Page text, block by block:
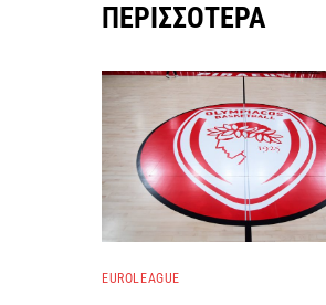
ΠΕΡΙΣΣΌΤΕΡΑ
EUROLEAGUE